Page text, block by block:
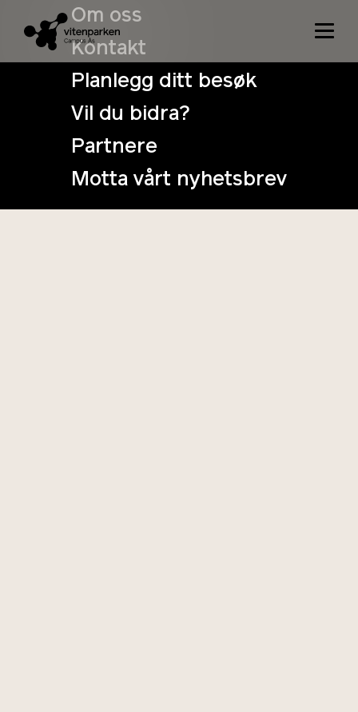
Om oss
Kontakt
Planlegg ditt besøk
Vil du bidra?
Partnere
Motta vårt nyhetsbrev
Lag din egen
sjokolade
20. MarchTidspunkt: 17:00